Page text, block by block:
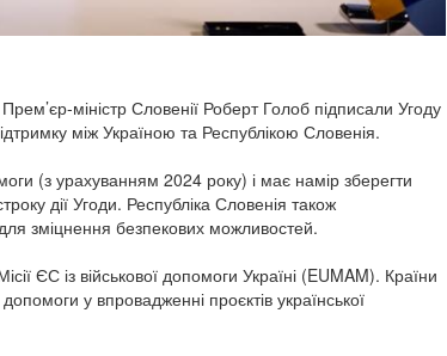
міністр Словенії Роберт Голоб підписали Угоду
між Україною та Республікою Словенія.
(з урахуванням 2024 року) і має намір зберегти
дії Угоди. Республіка Словенія також
зміцнення безпекових можливостей.
ЄС із військової допомоги Україні (EUMAM). Країни
у впровадженні проєктів української